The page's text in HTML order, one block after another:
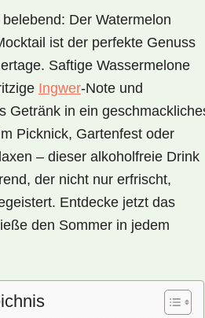
Der Watermelon
ist der perfekte Genuss
Saftige Wassermelone
Ingwer-Note und
Getränk in ein
Picknick, Gartenfest oder
– dieser alkoholfreie Drink
der nicht nur erfrischt,
Entdecke jetzt das
den Sommer in jedem